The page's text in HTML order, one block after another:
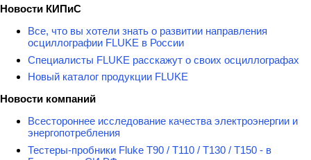
Новости КИПиС
Все, что вы хотели знать о развитии направления
осциллографии FLUKE в России
Специалисты FLUKE расскажут о своих осциллографах
Новый каталог продукции FLUKE
Новости компаний
Всестороннее исследование качества электроэнергии и
энергопотребления
Тестеры-пробники Fluke T90 / T110 / T130 / T150 - в